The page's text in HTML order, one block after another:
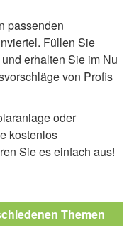
passenden
Füllen Sie
erhalten Sie im Nu
von Profis
oder
kostenlos
Sie es einfach aus!
Themen